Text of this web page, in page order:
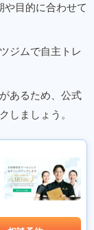
や目的に合わせて
ジムで自主トレ
あるため、公式
しましょう。